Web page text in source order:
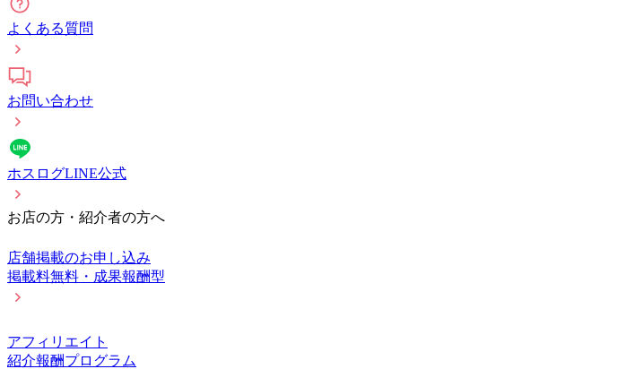
よくある質問
お問い合わせ
ホスログLINE公式
お店の方・紹介者の方へ
店舗掲載のお申し込み
掲載料無料・成果報酬型
アフィリエイト
紹介報酬プログラム